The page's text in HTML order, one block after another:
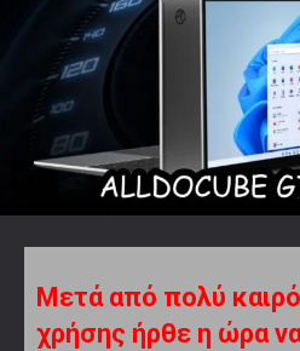
Μετά από πολύ
χρήσης ήρθε η ώρα